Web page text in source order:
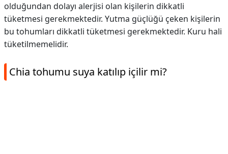
olduğundan dolayı alerjisi olan kişilerin dikkatli
tüketmesi gerekmektedir. Yutma güçlüğü çeken kişilerin
bu tohumları dikkatli tüketmesi gerekmektedir. Kuru hali
tüketilmemelidir.
Chia tohumu suya katılıp içilir mi?